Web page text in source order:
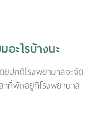
อะไรบ้างนะ
ยปกติโรงพยาบาลจะจัด
ลาที่พักอยู่ที่โรงพยาบาล